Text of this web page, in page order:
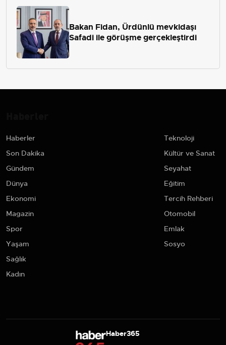
Bakan Fidan, Ürdünlü mevkidaşı
Safadi ile görüşme gerçekleştirdi
Haberler
Son Dakika
Gündem
Dünya
Ekonomi
Magazin
Spor
Yaşam
Sağlık
Kadın
Teknoloji
Kültür ve Sanat
Seyahat
Eğitim
Tercih Rehberi
Otomobil
Emlak
Sosyo
Haber365